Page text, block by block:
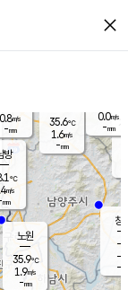
close
35.6℃
1.6m/s
-mm
창
-
-m/
-
0.0m/s
-mm
노원
35.9℃
1.9m/s
-mm
방
℃
m/s
mm
0.8m/s
-mm